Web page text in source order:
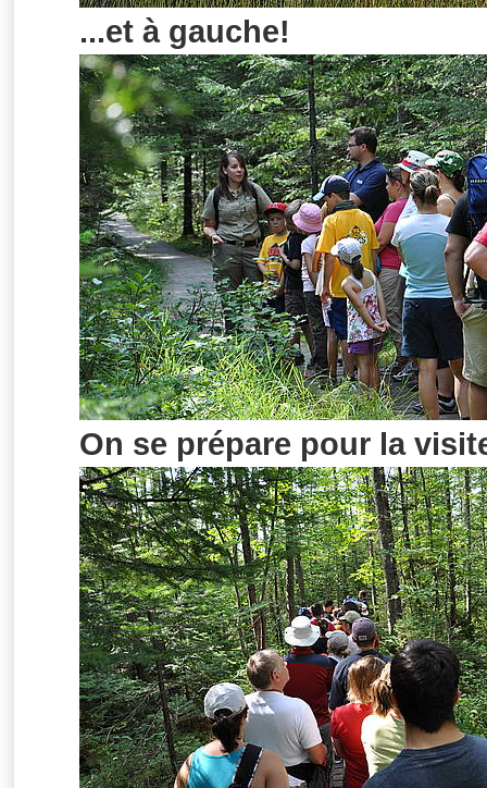
...et à gauche!
On se prépare pour la